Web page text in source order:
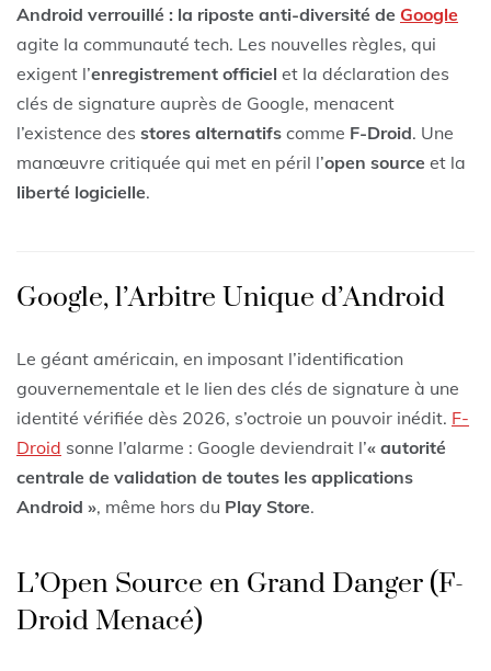
Android verrouillé : la riposte anti-diversité de Google
agite la communauté tech. Les nouvelles règles, qui
exigent l’enregistrement officiel et la déclaration des
clés de signature auprès de Google, menacent
l’existence des stores alternatifs comme F-Droid. Une
manœuvre critiquée qui met en péril l’open source et la
liberté logicielle.
Google, l’Arbitre Unique d’Android
Le géant américain, en imposant l’identification
gouvernementale et le lien des clés de signature à une
identité vérifiée dès 2026, s’octroie un pouvoir inédit. F-
Droid sonne l’alarme : Google deviendrait l’« autorité
centrale de validation de toutes les applications
Android », même hors du Play Store.
L’Open Source en Grand Danger (F-
Droid Menacé)